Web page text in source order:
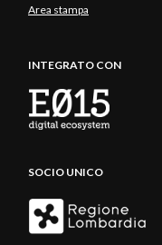
Area stampa
INTEGRATO CON
SOCIO UNICO